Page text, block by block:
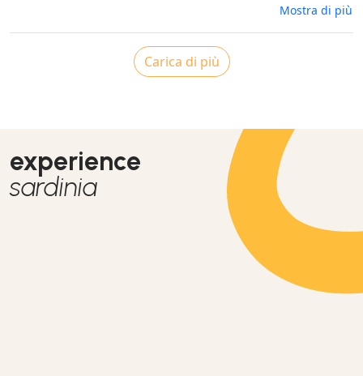
und Georgia waren wundervoll. Super nett, super
schwimmen konnten und würden am liebsten sofort wieder
losfahren. Eine absolut 100% Empfehlung für diesen Ausflug.
Mostra di più
Carica di più
experience
sardinia